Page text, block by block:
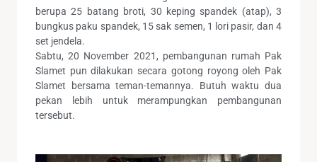
berupa 25 batang broti, 30 keping spandek (atap), 3
bungkus paku spandek, 15 sak semen, 1 lori pasir, dan 4
set jendela.
Sabtu, 20 November 2021, pembangunan rumah Pak
Slamet pun dilakukan secara gotong royong oleh Pak
Slamet bersama teman-temannya. Butuh waktu dua
pekan lebih untuk merampungkan pembangunan
tersebut.